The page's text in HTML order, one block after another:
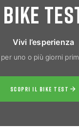
BIKE
Vivi l’esperienza
uno o più giorni
SCOPRI IL BIKE TEST